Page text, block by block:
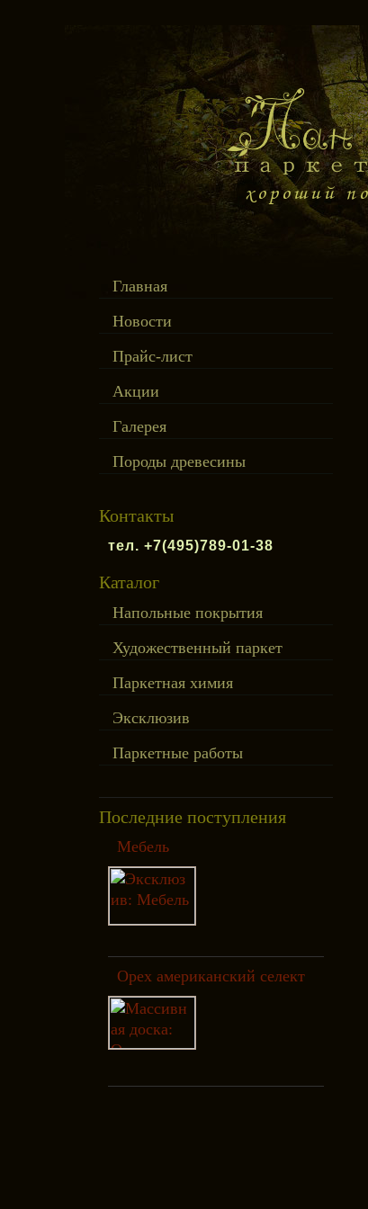
Главная
Новости
Прайс-лист
Акции
Галерея
Породы древесины
Контакты
тел. +7(495)789-01-38
Каталог
Напольные покрытия
Художественный паркет
Паркетная химия
Эксклюзив
Паркетные работы
Последние поступления
Мебель
Орех американский селект